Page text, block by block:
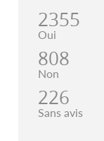
2355
Oui
808
Non
226
Sans avis